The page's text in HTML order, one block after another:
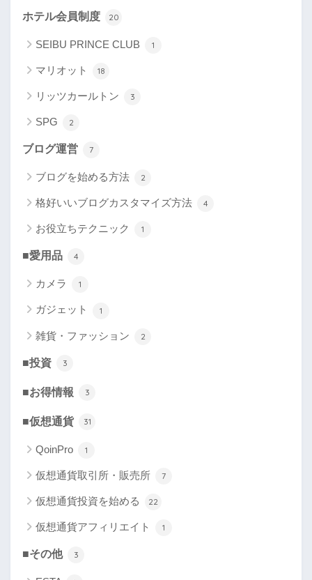
ホテル会員制度 20
SEIBU PRINCE CLUB 1
マリオット 18
リッツカールトン 3
SPG 2
ブログ運営 7
ブログを始める方法 2
格好いいブログカスタマイズ方法 4
お役立ちテクニック 1
■愛用品 4
カメラ 1
ガジェット 1
雑貨・ファッション 2
■投資 3
■お得情報 3
■仮想通貨 31
QoinPro 1
仮想通貨取引所・販売所 7
仮想通貨投資を始める 22
仮想通貨アフィリエイト 1
■その他 3